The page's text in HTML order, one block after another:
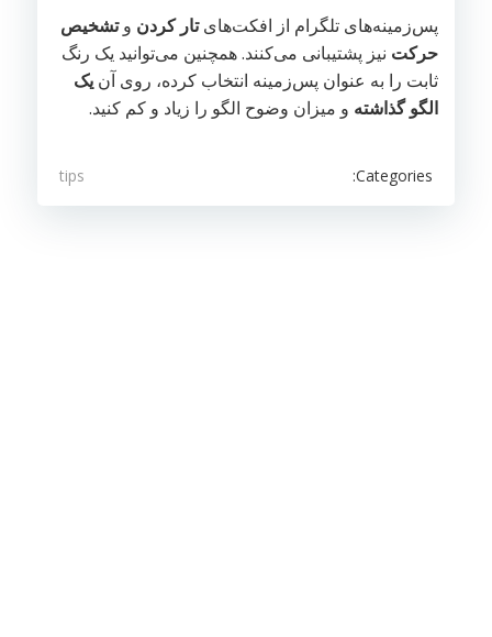
پس‌زمینه‌‌های تلگرام از افکت‌هایتار کردن وتشخیص
حرکت نیز پشتیبانی می‌کنند. همچنین می‌توانید یک رنگ
ثابت را به عنوان پس‌‌زمینه انتخاب کرده، روی آن یک
الگو گذاشته و‌ میزان وضوح الگو را زیاد و کم کنید.
Categories:
tips